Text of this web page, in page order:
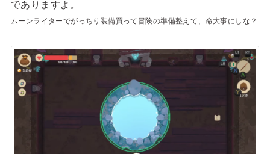
でありますよ。
ムーンライターでがっちり装備買って冒険の準備整えて、命大事にしな？